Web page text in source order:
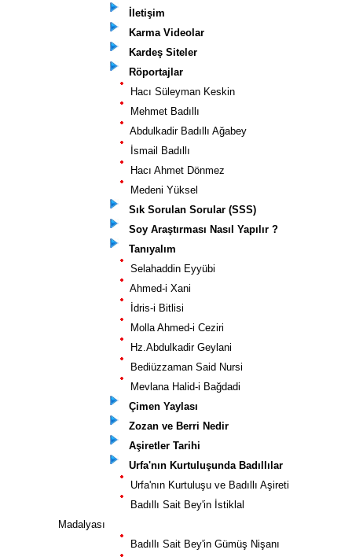
İletişim
Karma Videolar
Kardeş Siteler
Röportajlar
Hacı Süleyman Keskin
Mehmet Badıllı
Abdulkadir Badıllı Ağabey
İsmail Badıllı
Hacı Ahmet Dönmez
Medeni Yüksel
Sık Sorulan Sorular (SSS)
Soy Araştırması Nasıl Yapılır ?
Tanıyalım
Selahaddin Eyyübi
Ahmed-i Xani
İdris-i Bitlisi
Molla Ahmed-i Ceziri
Hz.Abdulkadir Geylani
Bediüzzaman Said Nursi
Mevlana Halid-i Bağdadi
Çimen Yaylası
Zozan ve Berri Nedir
Aşiretler Tarihi
Urfa'nın Kurtuluşunda Badıllılar
Urfa'nın Kurtuluşu ve Badıllı Aşireti
Badıllı Sait Bey'in İstiklal
Madalyası
Badıllı Sait Bey'in Gümüş Nişanı